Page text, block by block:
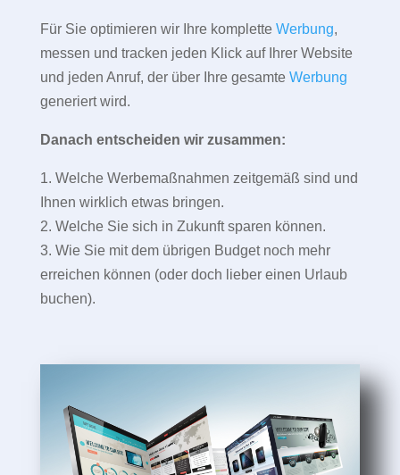
Für Sie optimieren wir Ihre komplette Werbung,
messen und tracken jeden Klick auf Ihrer Website
und jeden Anruf, der über Ihre gesamte Werbung
generiert wird.
Danach entscheiden wir zusammen:
1. Welche Werbemaßnahmen zeitgemäß sind und
Ihnen wirklich etwas bringen.
2. Welche Sie sich in Zukunft sparen können.
3. Wie Sie mit dem übrigen Budget noch mehr
erreichen können (oder doch lieber einen Urlaub
buchen).